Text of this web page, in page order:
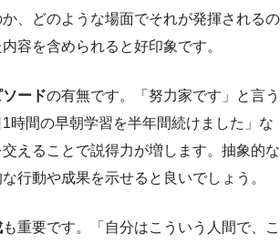
、どのような場面でそれが発揮されるの
容を含められると好印象です。
ードの有無です。「努力家です」と言う
時間の早朝学習を半年間続けました」な
えることで説得力が増します。抽象的な
行動や成果を示せると良いでしょう。
も重要です。「自分はこういう人間で、こ